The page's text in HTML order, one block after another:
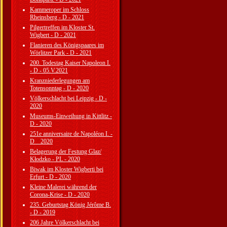
Kammeroper im Schloss
Rheinsberg - D - 2021
Pilgertreffen im Kloster St.
Wigbert - D - 2021
Flanieren des Königspaares im
Wörlitzer Park - D - 2021
200. Todestag Kaiser Napoleon I.
- D - 05.V.2021
Kranzniederlegungen am
Totensonntag - D - 2020
Völkerschlacht bei Leipzig - D -
2020
Museums-Einweihung in Kittlitz -
D - 2020
251e anniversaire de Napoléon I. -
D _ 2020
Belagerung der Festung Glaz/
Kłodzko - PL - 2020
Biwak im Kloster Wigberti bei
Erfurt - D - 2020
Kleine Malerei während der
Corona-Krise - D - 2020
235. Geburtstag König Jérôme B.
- D - 2019
206 Jahre Völkerschlacht bei